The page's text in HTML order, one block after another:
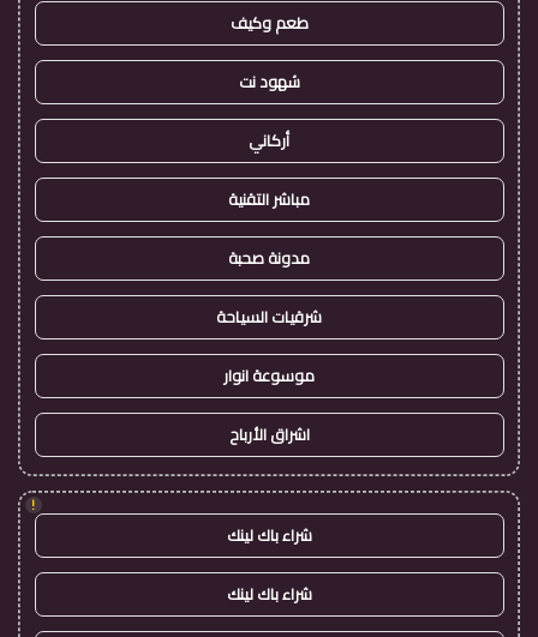
طعم وكيف
شهود نت
أركاني
مباشر التقنية
مدونة صحبة
شرقيات السياحة
موسوعة انوار
اشراق الأرباح
!
شراء باك لينك
شراء باك لينك